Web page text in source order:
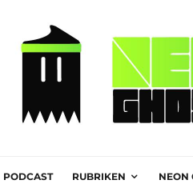
PODCAST RUBRIKEN NEON